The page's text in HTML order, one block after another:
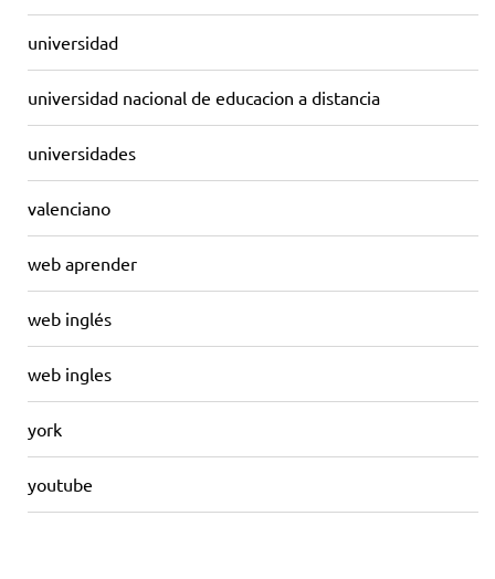
universidad
universidad nacional de educacion a distancia
universidades
valenciano
web aprender
web inglés
web ingles
york
youtube